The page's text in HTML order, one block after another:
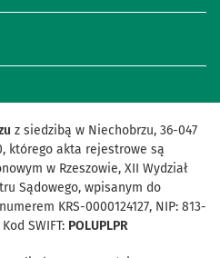
z siedzibą w Niechobrzu, 36-047
którego akta rejestrowe są
w Rzeszowie, XII Wydział
Sądowego, wpisanym do
KRS-0000124127, NIP: 813-
SWIFT: POLUPLPR